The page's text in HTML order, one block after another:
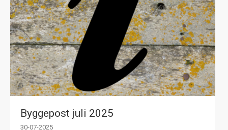
Byggepost juli 2025
30-07-2025